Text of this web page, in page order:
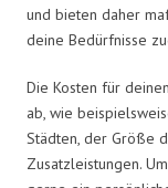
und bieten daher
deine Bedürfnisse
Die Kosten für
ab, wie
Städten, der Größe
Zusatzleistungen.